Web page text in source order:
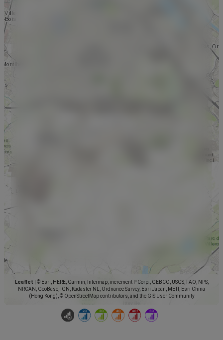
Leaflet
© Esri, HERE, Garmin, Intermap, increment P Corp., GEBCO, USGS, FAO, NPS,
NRCAN, GeoBase, IGN, Kadaster NL, Ordnance Survey, Esri Japan, METI, Esri China
(Hong Kong), © OpenStreetMap contributors, and the GIS User Community